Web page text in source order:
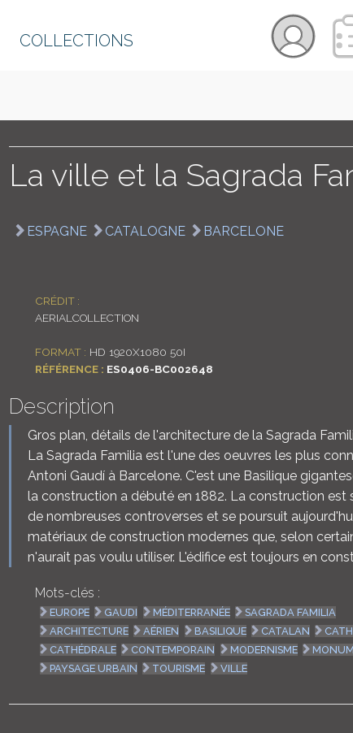
COLLECTIONS
La ville et la Sagrada
ESPAGNE CATALOGNE BARCELONE
CRÉDIT :
AERIALCOLLECTION
FORMAT : HD 1920X1080 50I
RÉFÉRENCE : ES0406-BC002648
Description
Gros plan, détails de l'architecture de la Sagrada
La Sagrada Familia est l'une des oeuvres les plus
Antoni Gaudí à Barcelone. C'est une Basilique
la construction a débuté en 1882. La construction est
de nombreuses controverses et se poursuit
matériaux de construction modernes que, selon
n'aurait pas voulu utiliser. L'édifice est toujours en
Mots-clés :
EUROPE GAUDI MÉDITERRANÉE
SAGRADA FAMILIA
ARCHITECTURE
AÉRIEN BASILIQUE CATALAN
CATHÉDRALE
CONTEMPORAIN MODERNISME
PAYSAGE URBAIN
TOURISME VILLE